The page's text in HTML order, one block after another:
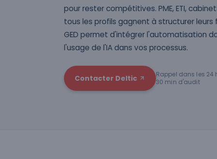
pour rester compétitives. PME, ETI,
tous les profils gagnent à structurer leurs
GED permet d'intégrer l'automatisation
l'usage de l'IA dans vos processus.
Contacter Deltic
Rappel dans les 24
30 min d'audit